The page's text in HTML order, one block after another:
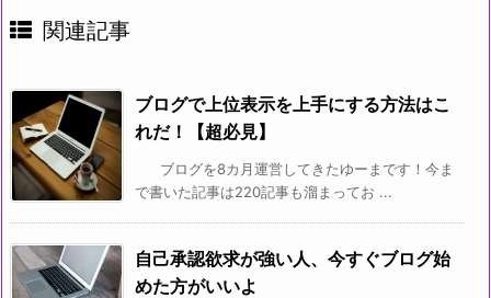
関連記事
ブログで上位表示を上手にする方法はこ
れだ！【超必見】
ブログを8カ月運営してきたゆーまです！今ま
で書いた記事は220記事も溜まってお ...
自己承認欲求が強い人、今すぐブログ始
めた方がいいよ